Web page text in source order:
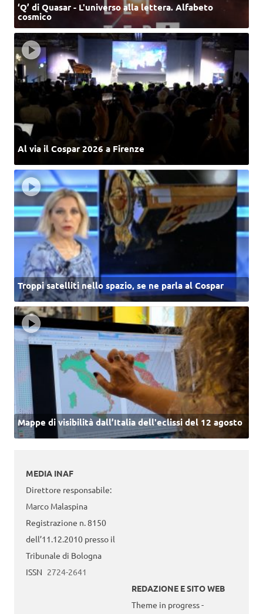
‘Q’ di Quasar - L'universo alla lettera. Alfabeto
cosmico
Al via il Cospar 2026 a Firenze
Troppi satelliti nello spazio, se ne parla al Cospar
Mappe di visibilità dall’Italia dell'eclissi del 12 agosto
MEDIA INAF
Direttore responsabile:
Marco Malaspina
Registrazione n. 8150
dell’11.12.2010 presso il
Tribunale di Bologna
ISSN 2724-2641
REDAZIONE E SITO WEB
Theme in progress -